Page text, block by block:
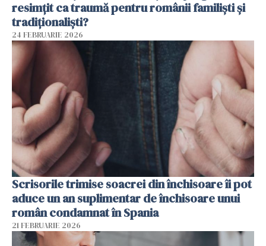
resimțit ca traumă pentru românii familiști și
tradiționaliști?
24 FEBRUARIE 2026
Scrisorile trimise soacrei din închisoare îi pot
aduce un an suplimentar de închisoare unui
român condamnat în Spania
21 FEBRUARIE 2026